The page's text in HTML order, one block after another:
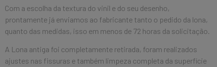
Com a escolha da textura do vinil e do seu desenho,
prontamente já enviamos ao fabricante tanto o pedido da lona,
quanto das medidas, isso em menos de 72 horas da solicitação.
A Lona antiga foi completamente retirada, foram realizados
ajustes nas fissuras e também limpeza completa da superfície